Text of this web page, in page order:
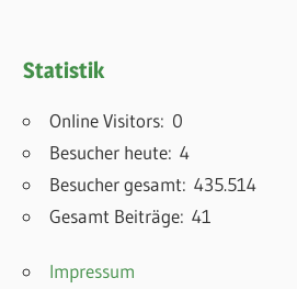
Statistik
Online Visitors: 0
Besucher heute:4
Besucher gesamt:435.514
Gesamt Beiträge:41
Impressum